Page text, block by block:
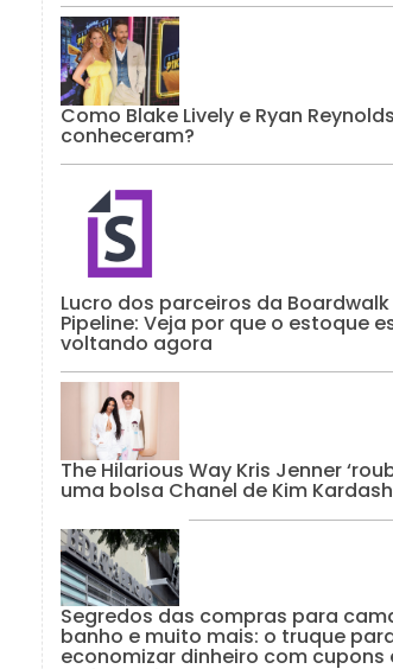
Como Blake Lively e Ryan
conheceram?
Lucro dos parceiros da Boardwalk
Pipeline: Veja por que o estoque
voltando agora
The Hilarious Way Kris Jenner
uma bolsa Chanel de Kim
Segredos das compras para
banho e muito mais: o truque
economizar dinheiro com cupons